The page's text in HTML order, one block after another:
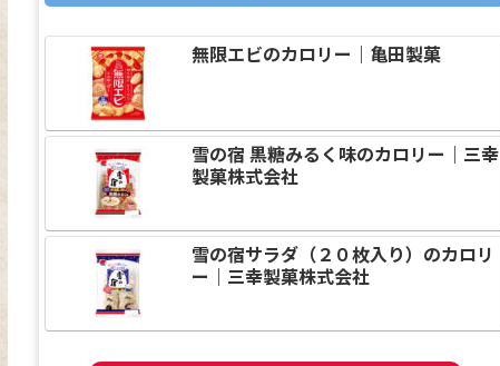
無限エビのカロリー｜亀田製菓
雪の宿 黒糖みるく味のカロリー｜三幸
製菓株式会社
雪の宿サラダ（２０枚入り）のカロリ
ー｜三幸製菓株式会社